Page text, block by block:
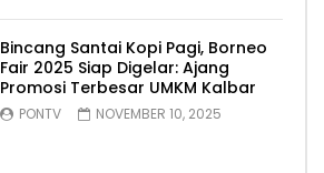
Bincang Santai Kopi Pagi, Borneo
Fair 2025 Siap Digelar: Ajang
Promosi Terbesar UMKM Kalbar
PONTV NOVEMBER 10, 2025